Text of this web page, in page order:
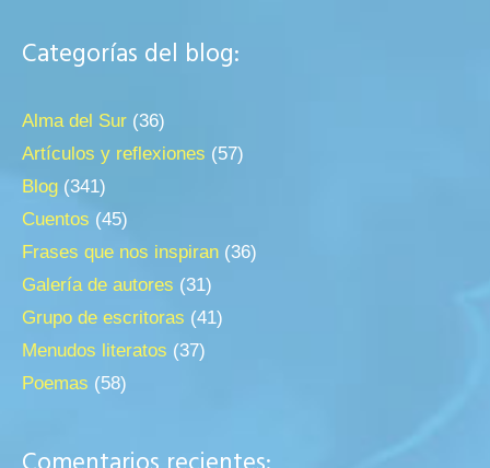
Categorías del blog:
Alma del Sur (36)
Artículos y reflexiones (57)
Blog (341)
Cuentos (45)
Frases que nos inspiran (36)
Galería de autores (31)
Grupo de escritoras (41)
Menudos literatos (37)
Poemas (58)